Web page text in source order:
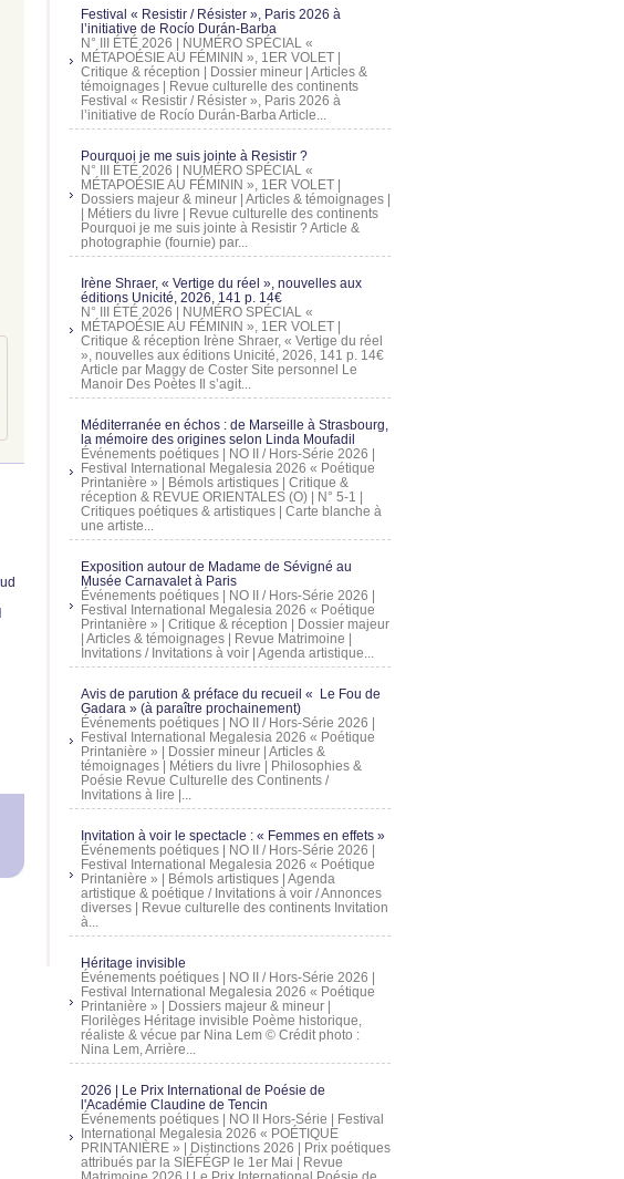
Festival « Resistir / Résister », Paris 2026 à
l’initiative de Rocío Durán-Barba
N° III ÉTÉ 2026 | NUMÉRO SPÉCIAL «
MÉTAPOÉSIE AU FÉMININ », 1ER VOLET |
Critique & réception | Dossier mineur | Articles &
témoignages | Revue culturelle des continents
Festival « Resistir / Résister », Paris 2026 à
l’initiative de Rocío Durán-Barba Article...
Pourquoi je me suis jointe à Resistir ?
N° III ÉTÉ 2026 | NUMÉRO SPÉCIAL «
MÉTAPOÉSIE AU FÉMININ », 1ER VOLET |
Dossiers majeur & mineur | Articles & témoignages |
| Métiers du livre | Revue culturelle des continents
Pourquoi je me suis jointe à Resistir ? Article &
photographie (fournie) par...
Irène Shraer, « Vertige du réel », nouvelles aux
éditions Unicité, 2026, 141 p. 14€
N° III ÉTÉ 2026 | NUMÉRO SPÉCIAL «
MÉTAPOÉSIE AU FÉMININ », 1ER VOLET |
Critique & réception Irène Shraer, « Vertige du réel
», nouvelles aux éditions Unicité, 2026, 141 p. 14€
Article par Maggy de Coster Site personnel Le
Manoir Des Poètes Il s’agit...
Méditerranée en échos : de Marseille à Strasbourg,
la mémoire des origines selon Linda Moufadil
Événements poétiques | NO II / Hors-Série 2026 |
Festival International Megalesia 2026 « Poétique
Printanière » | Bémols artistiques | Critique &
réception & REVUE ORIENTALES (O) | N° 5-1 |
Critiques poétiques & artistiques | Carte blanche à
une artiste...
Exposition autour de Madame de Sévigné au
Musée Carnavalet à Paris
Événements poétiques | NO II / Hors-Série 2026 |
Festival International Megalesia 2026 « Poétique
Printanière » | Critique & réception | Dossier majeur
| Articles & témoignages | Revue Matrimoine |
Invitations / Invitations à voir | Agenda artistique...
Avis de parution & préface du recueil « Le Fou de
Gadara » (à paraître prochainement)
Événements poétiques | NO II / Hors-Série 2026 |
Festival International Megalesia 2026 « Poétique
Printanière » | Dossier mineur | Articles &
témoignages | Métiers du livre | Philosophies &
Poésie Revue Culturelle des Continents /
Invitations à lire |...
Invitation à voir le spectacle : « Femmes en effets »
Événements poétiques | NO II / Hors-Série 2026 |
Festival International Megalesia 2026 « Poétique
Printanière » | Bémols artistiques | Agenda
artistique & poétique / Invitations à voir / Annonces
diverses | Revue culturelle des continents Invitation
à...
Héritage invisible
Événements poétiques | NO II / Hors-Série 2026 |
Festival International Megalesia 2026 « Poétique
Printanière » | Dossiers majeur & mineur |
Florilèges Héritage invisible Poème historique,
réaliste & vécue par Nina Lem © Crédit photo :
Nina Lem, Arrière...
2026 | Le Prix International de Poésie de
l'Académie Claudine de Tencin
Événements poétiques | NO II Hors-Série | Festival
International Megalesia 2026 « POÉTIQUE
PRINTANIÈRE » | Distinctions 2026 | Prix poétiques
attribués par la SIÉFÉGP le 1er Mai | Revue